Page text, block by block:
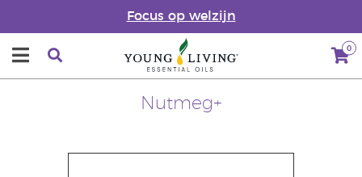
Focus op welzijn
0
Nutmeg+